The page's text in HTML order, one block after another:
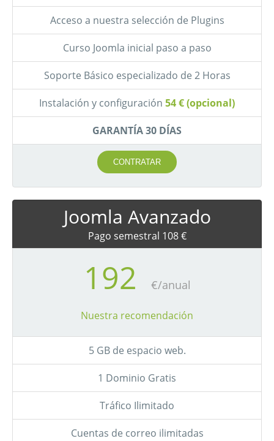
Acceso a nuestra selección de Plugins
Curso Joomla inicial paso a paso
Soporte Básico especializado de 2 Horas
Instalación y configuración 54 € (opcional)
GARANTÍA 30 DÍAS
CONTRATAR
Joomla Avanzado
Pago semestral 108 €
192 €/anual
Nuestra recomendación
5 GB de espacio web.
1 Dominio Gratis
Tráfico Ilimitado
Cuentas de correo ilimitadas